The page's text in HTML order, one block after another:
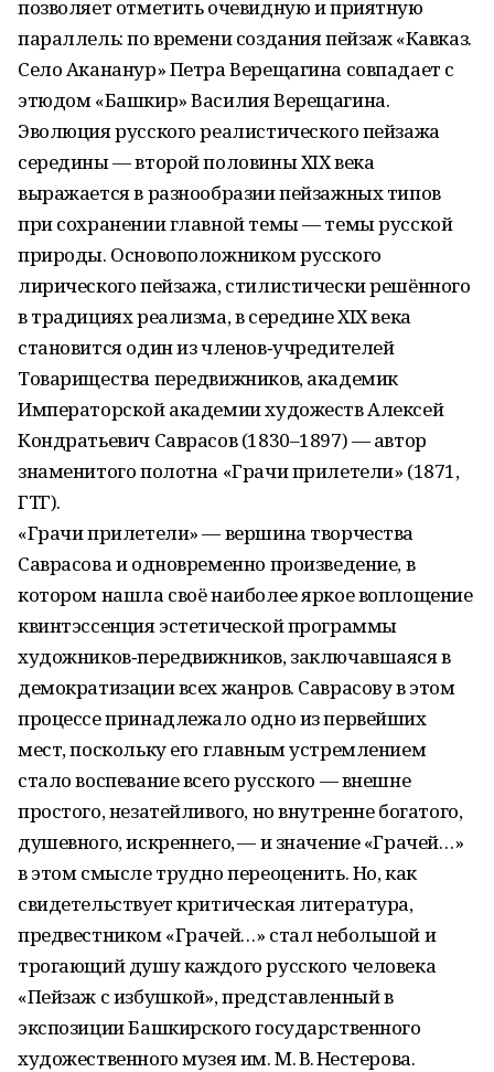
позволяет отметить очевидную и приятную
параллель: по времени создания пейзаж «Кавказ.
Село Акананур» Петра Верещагина совпадает с
этюдом «Башкир» Василия Верещагина.
Эволюция русского реалистического пейзажа
середины — второй половины ХIХ века
выражается в разнообразии пейзажных типов
при сохранении главной темы — темы русской
природы. Основоположником русского
лирического пейзажа, стилистически решённого
в традициях реализма, в середине XIX века
становится один из членов‑учредителей
Товарищества передвижников, академик
Императорской академии художеств Алексей
Кондратьевич Саврасов (1830–1897) — автор
знаменитого полотна «Грачи прилетели» (1871,
ГТГ).
«Грачи прилетели» — вершина творчества
Саврасова и одновременно произведение, в
котором нашла своё наиболее яркое воплощение
квинтэссенция эстетической программы
художников‑передвижников, заключавшаяся в
демократизации всех жанров. Саврасову в этом
процессе принадлежало одно из первейших
мест, поскольку его главным устремлением
стало воспевание всего русского — внешне
простого, незатейливого, но внутренне богатого,
душевного, искреннего, — и значение «Грачей…»
в этом смысле трудно переоценить. Но, как
свидетельствует критическая литература,
предвестником «Грачей…» стал небольшой и
трогающий душу каждого русского человека
«Пейзаж с избушкой», представленный в
экспозиции Башкирского государственного
художественного музея им. М. В. Нестерова.